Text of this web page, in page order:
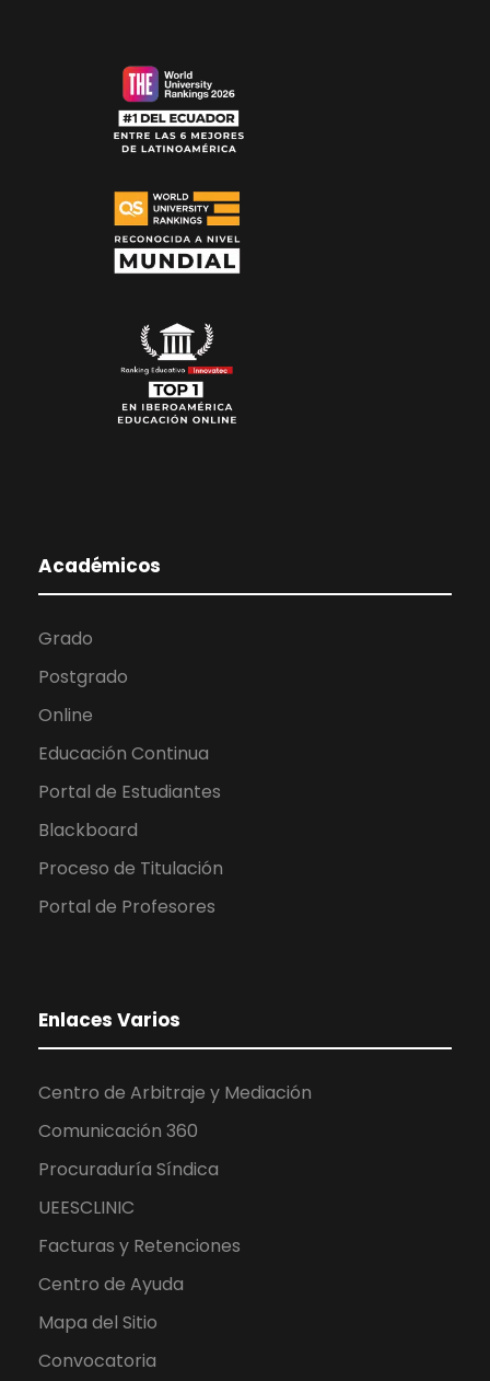
Académicos
Grado
Postgrado
Online
Educación Continua
Portal de Estudiantes
Blackboard
Proceso de Titulación
Portal de Profesores
Enlaces Varios
Centro de Arbitraje y Mediación
Comunicación 360
Procuraduría Síndica
UEESCLINIC
Facturas y Retenciones
Centro de Ayuda
Mapa del Sitio
Convocatoria